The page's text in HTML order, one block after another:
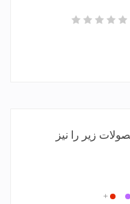
زیر را نیز
بنفش
بیقرمز
+